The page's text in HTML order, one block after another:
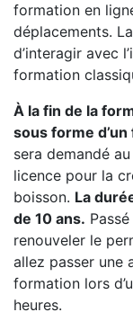
formation en
déplacements.
d’interagir avec
formation
À la fin de la
sous forme
sera demandé
licence pour la
boisson. La
de 10 ans.
renouveler le
allez passer une
formation lors
heures.